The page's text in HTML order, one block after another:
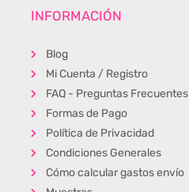
INFORMACIÓN
Blog
Mi Cuenta / Registro
FAQ - Preguntas Frecuentes
Formas de Pago
Política de Privacidad
Condiciones Generales
Cómo calcular gastos envío